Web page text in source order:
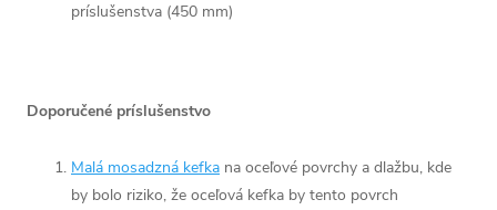
príslušenstva (450 mm)
Doporučené príslušenstvo
Malá mosadzná kefka na oceľové povrchy a dlažbu, kde
by bolo riziko, že oceľová kefka by tento povrch